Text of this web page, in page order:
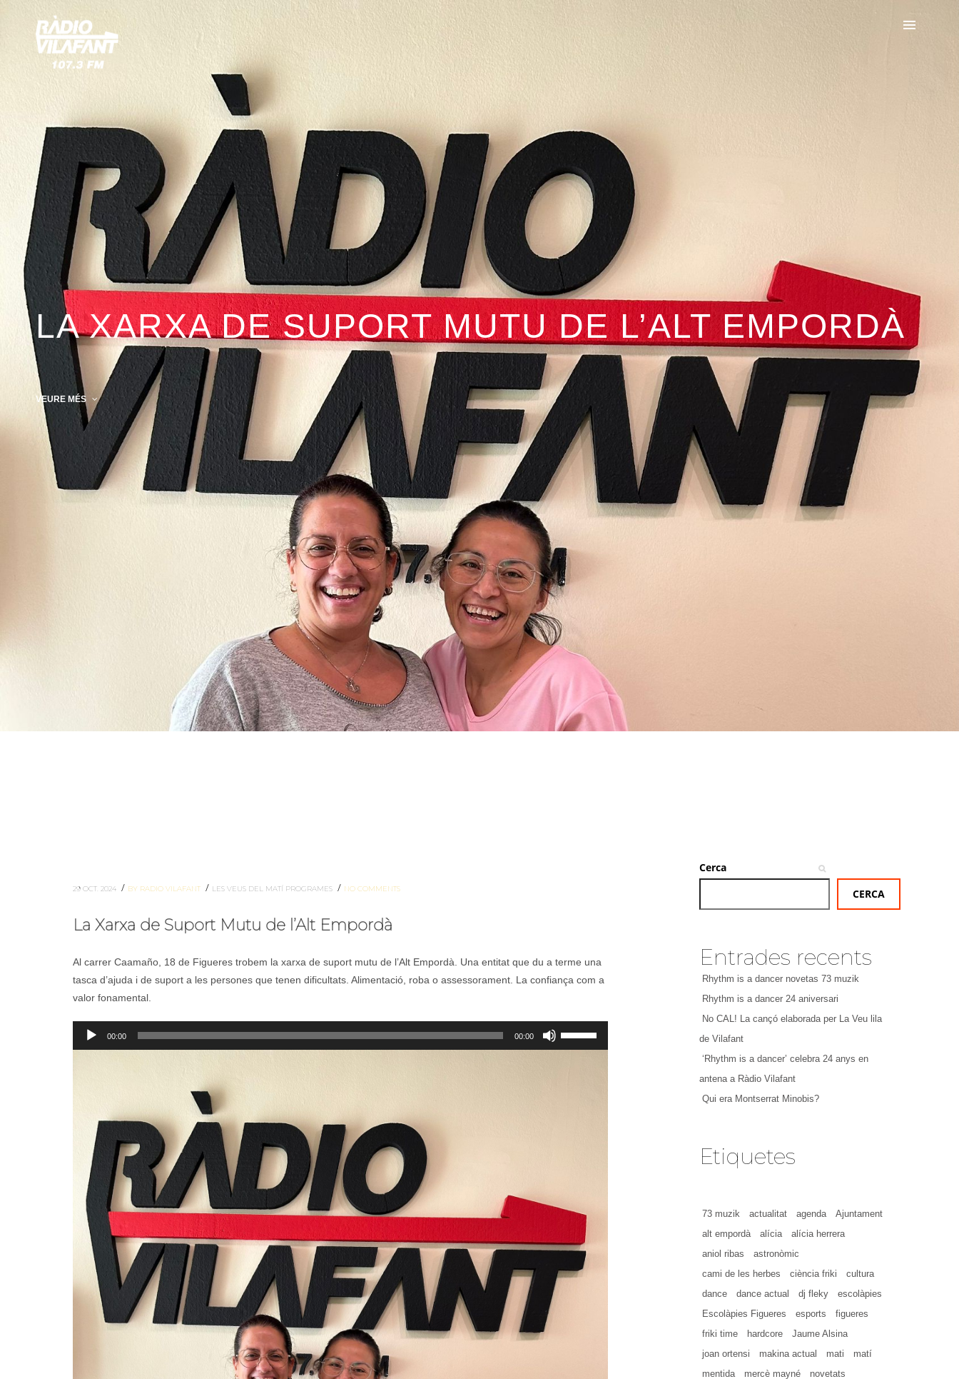
LA XARXA DE SUPORT MUTU DE L’ALT EMPORDÀ
VEURE MÉS
29 OCT. 2024 / BY RADIO VILAFANT / LES VEUS DEL MATÍ PROGRAMES / NO COMMENTS
La Xarxa de Suport Mutu de l’Alt Empordà
Al carrer Caamaño, 18 de Figueres trobem la xarxa de suport mutu de l’Alt Empordà. Una entitat que du a terme una
tasca d’ajuda i de suport a les persones que tenen dificultats. Alimentació, roba o assessorament. La confiança com a
valor fonamental.
Reproductor
d'àudio
00:00 00:00
o
disminuir
volum.
Cerca
CERCA
Entrades recents
Rhythm is a dancer novetas 73 muzik
Rhythm is a dancer 24 aniversari
No CAL! La cançó elaborada per La Veu lila
de Vilafant
‘Rhythm is a dancer’ celebra 24 anys en
antena a Ràdio Vilafant
Qui era Montserrat Minobis?
Etiquetes
73 muzik actualitat agenda
Ajuntament
alt empordà
alícia
alícia herrera
aniol ribas
astronòmic
cami de les herbes
ciència friki
cultura
dance
dance actual dj fleky
escolàpies
Escolàpies Figueres
esports
figueres
friki time
hardcore
Jaume Alsina
joan ortensi
makina actual mati
matí
mentida
mercè mayné
novetats